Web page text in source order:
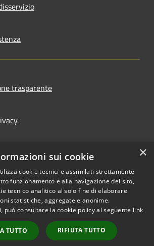
trasparente
accessibilità
Copyright © 2026 • Comune di
Villa Guardia • Powered by
Municipium•
Accesso
redazione
×
sui cookie
cookie tecnici e assimilati strettamente
funzionamento e alla navigazione del sito,
tecnico analitico al solo fine di elaborare
statistiche, aggregate e anonime.
può consultare la cookie policy al seguente link
TUTTO RIFIUTA TUTTO